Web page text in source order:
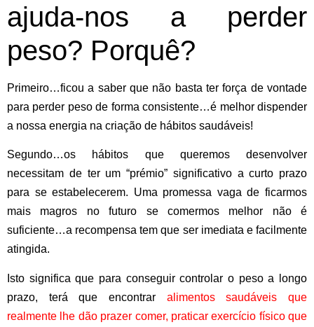
ajuda-nos a perder
peso? Porquê?
Primeiro…ficou a saber que não basta ter força de vontade
para perder peso de forma consistente…é melhor dispender
a nossa energia na criação de hábitos saudáveis!
Segundo…os hábitos que queremos desenvolver
necessitam de ter um “prémio” significativo a curto prazo
para se estabelecerem. Uma promessa vaga de ficarmos
mais magros no futuro se comermos melhor não é
suficiente…a recompensa tem que ser imediata e facilmente
atingida.
Isto significa que para conseguir controlar o peso a longo
prazo, terá que encontrar alimentos saudáveis que
realmente lhe dão prazer comer, praticar exercício físico que